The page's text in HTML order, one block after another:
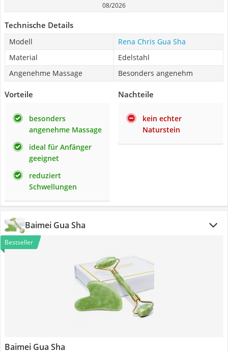
08/2026
Technische Details
Modell
Rena Chris Gua Sha
Material
Edelstahl
Angenehme Massage
Besonders angenehm
Vorteile
besonders
angenehme Massage
ideal für Anfänger
geeignet
reduziert
Schwellungen
Nachteile
kein echter
Naturstein
Baimei Gua Sha
Bestseller
Baimei Gua Sha